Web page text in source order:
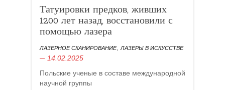
Татуировки предков, живших
1200 лет назад, восстановили с
помощью лазера
ЛАЗЕРНОЕ СКАНИРОВАНИЕ, ЛАЗЕРЫ В ИСКУССТВЕ
14.02.2025
Польские ученые в составе международной
научной группы